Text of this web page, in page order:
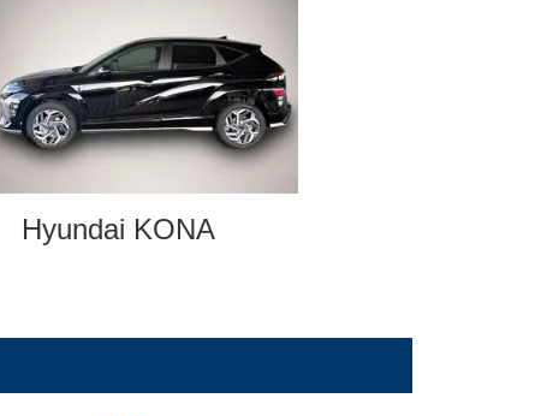
Hyundai KONA